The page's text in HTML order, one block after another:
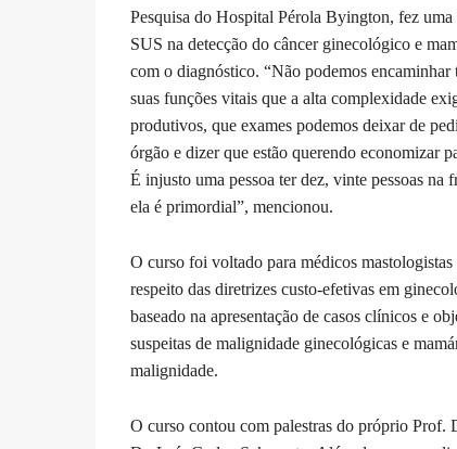
Pesquisa do Hospital Pérola Byington, fez
SUS na detecção do câncer ginecológico e
com o diagnóstico. “Não podemos
suas funções vitais que a alta complexidade
produtivos, que exames podemos deixar de
órgão e dizer que estão querendo economizar
É injusto uma pessoa ter dez, vinte pessoas na
ela é primordial”, mencionou.
O curso foi voltado para médicos
respeito das diretrizes custo-efetivas em
baseado na apresentação de casos clínicos e
suspeitas de malignidade ginecológicas e
malignidade.
O curso contou com palestras do próprio